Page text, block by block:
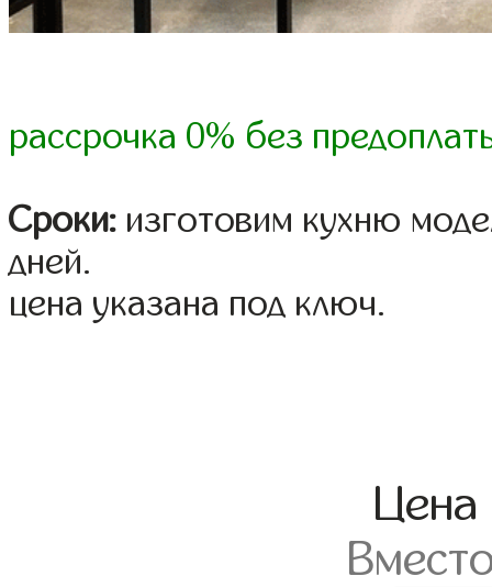
рассрочка 0% без
Сроки: изготовим кухню
дней.
цена указана под ключ.
Цена